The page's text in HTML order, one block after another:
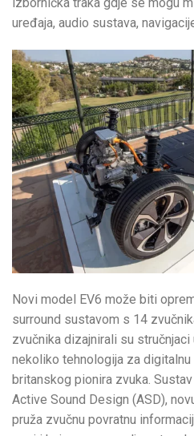
uređaja, audio sustava,
Novi model EV6 može biti
surround sustavom s 14
zvučnika dizajnirali su
nekoliko tehnologija za
britanskog pionira zvuka.
Active Sound Design (ASD),
pruža zvučnu povratnu